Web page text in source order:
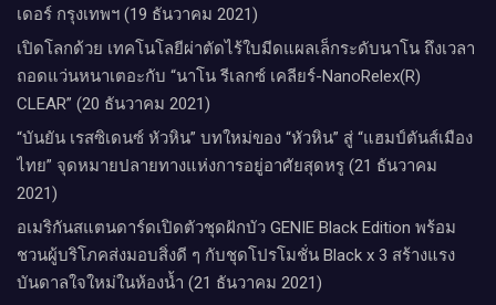
เดอร์​ กรุงเทพฯ​ (19 ธันวาคม 2021)
เปิดโลกด้วย เทคโนโลยีผ่าตัดไร้ใบมีดแผลเล็กระดับนาโน ถึงเวลา
ถอดแว่นหนาเตอะกับ “นาโน รีเลกซ์ เคลียร์-NanoRelex(R)
CLEAR” (20 ธันวาคม 2021)
“บันยัน เรสซิเดนซ์ หัวหิน” บทใหม่ของ “หัวหิน” สู่ “แฮมป์ตันส์เมือง
ไทย” จุดหมายปลายทางแห่งการอยู่อาศัยสุดหรู (21 ธันวาคม
2021)
อเมริกันสแตนดาร์ดเปิดตัวชุดฝักบัว GENIE Black Edition พร้อม
ชวนผู้บริโภคส่งมอบสิ่งดี ๆ กับชุดโปรโมชั่น Black x 3 สร้างแรง
บันดาลใจใหม่ในห้องน้ำ (21 ธันวาคม 2021)